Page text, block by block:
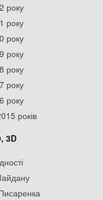
року
року
року
року
року
року
року
років
3D